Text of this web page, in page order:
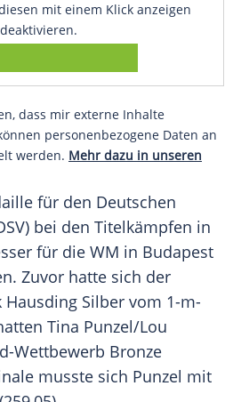
mit einem Klick anzeigen
dass mir externe Inhalte
personenbezogene Daten an
werden. Mehr dazu in unseren
für den Deutschen
) bei den Titelkämpfen in
für die WM in Budapest
Zuvor hatte sich der
Hausding Silber vom 1-m-
Tina Punzel/Lou
Wettbewerb Bronze
musste sich Punzel mit